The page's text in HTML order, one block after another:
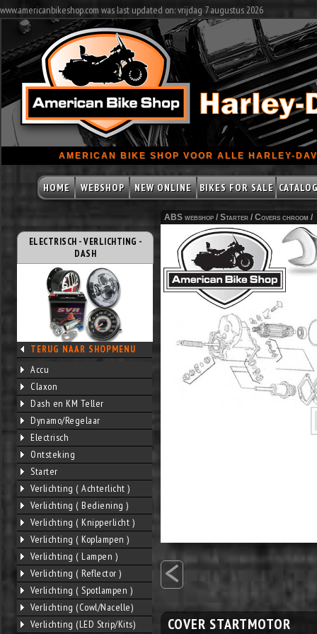
www.americanbikeshop.com was last updated on: vrijdag 7 augustus 2026
AMERICAN BIKE SHOP VOOR ALLE HARLEY-
HOME WEBSHOP NEW ONLINE BIKES FOR SALE
ELECTRISCH - VERLICHTING -
DASH
TERUG NAAR SHOPMENU
Accu
Claxon
Dash en KM Teller
Dynamo/Regelaar
Electrisch
Ontsteking
Starter
Verlichting ( Achterlicht )
Verlichting ( Bediening )
Verlichting ( Knipperlicht )
Verlichting ( Koplampen )
Verlichting ( Lampen )
Verlichting ( Reflector )
Verlichting ( Spotlampen )
Verlichting (Cowl/Nacelle)
Verlichting (LED Strip/Kits)
ABS webshop / Starter / Covers chroom /
<
COVER STARTMOTOR